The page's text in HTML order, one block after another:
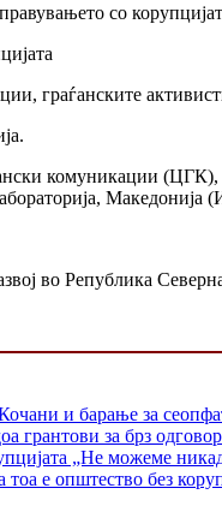
со
граѓанските
комуникации
во Република
и барање за
грантови за брз
„Не можеме
тоа е општество без